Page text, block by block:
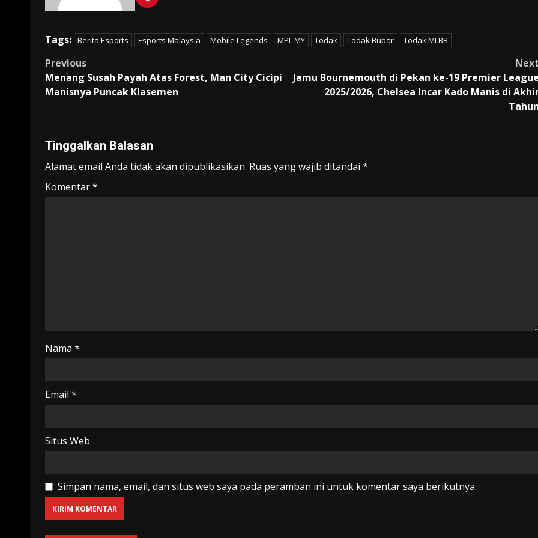
Tags: Berita Esports Esports Malaysia Mobile Legends MPL MY Todak Todak Bubar Todak MLBB
Post
navigation
Previous
Menang Susah Payah Atas Forest, Man City Cicipi
Manisnya Puncak Klasemen
Next
Jamu Bournemouth di Pekan ke-19 Premier League
2025/2026, Chelsea Incar Kado Manis di
Tahun
Tinggalkan Balasan
Alamat email Anda tidak akan dipublikasikan. Ruas yang wajib ditandai *
Komentar*
Nama *
Email *
Situs Web
Simpan nama, email, dan situs web saya pada peramban ini untuk komentar saya berikutnya.